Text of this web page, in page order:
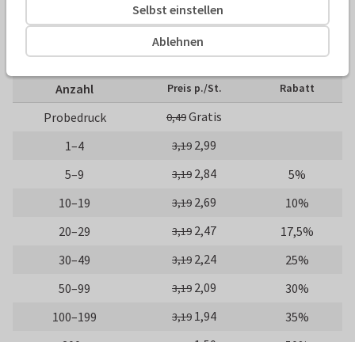
Größen und Preise
10 x 15 cm 15 x 21 cm 21 x 30 cm
Anzahl Preis p./St. Rabatt
Probedruck 0,49Gratis
1–4
3,19 2,99
5–9
3,19 2,84
5%
10–19
3,19 2,69
10%
20–29
3,19 2,47
17,5%
30–49
3,19 2,24
25%
50–99
3,19 2,09
30%
100–199
3,19 1,94
35%
Ablehnen
Selbst einstellen